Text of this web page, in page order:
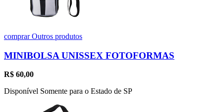
comprarOutros produtos
MINIBOLSA UNISSEX FOTOFORMAS
R$ 60,00
Disponível Somente para o Estado de SP